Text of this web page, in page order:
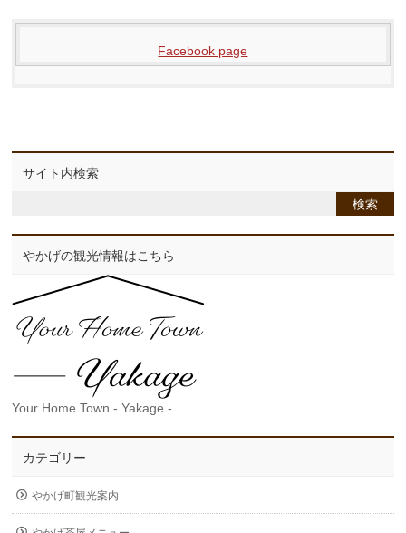
Facebook page
サイト内検索
やかげの観光情報はこちら
Your Home Town - Yakage -
カテゴリー
やかげ町観光案内